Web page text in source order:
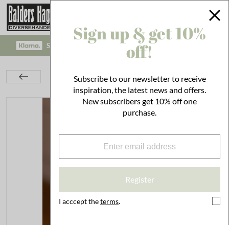
SAFE PAYMENT WITH KLARNA CHECKOUT!
Hand Soap Brobacka Wildflowers
Sign up & get 10%
off!
Subscribe to our newsletter to receive
inspiration, the latest news and offers.
New subscribers get 10% off one
purchase.
Register
I acccept theterms.